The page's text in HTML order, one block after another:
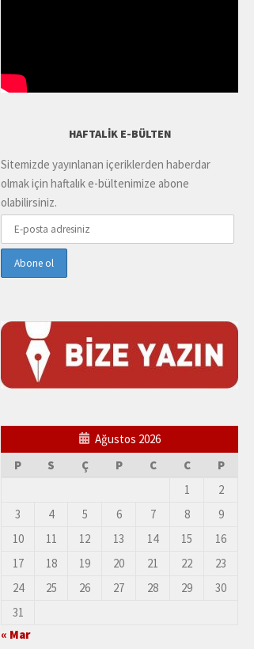
HAFTALIK E-BÜLTEN
Sitemizde yayınlanan içeriklerden haberdar
olmak için haftalık e-bültenimize abone
olabilirsiniz.
Ağustos 2026
P
S Ç P C C
P
1
2
3
4 5 6 7 8
9
10
11 12 13 14 15
16
17
18 19 20 21 22
23
24
25 26 27 28 29
30
31
« Mar